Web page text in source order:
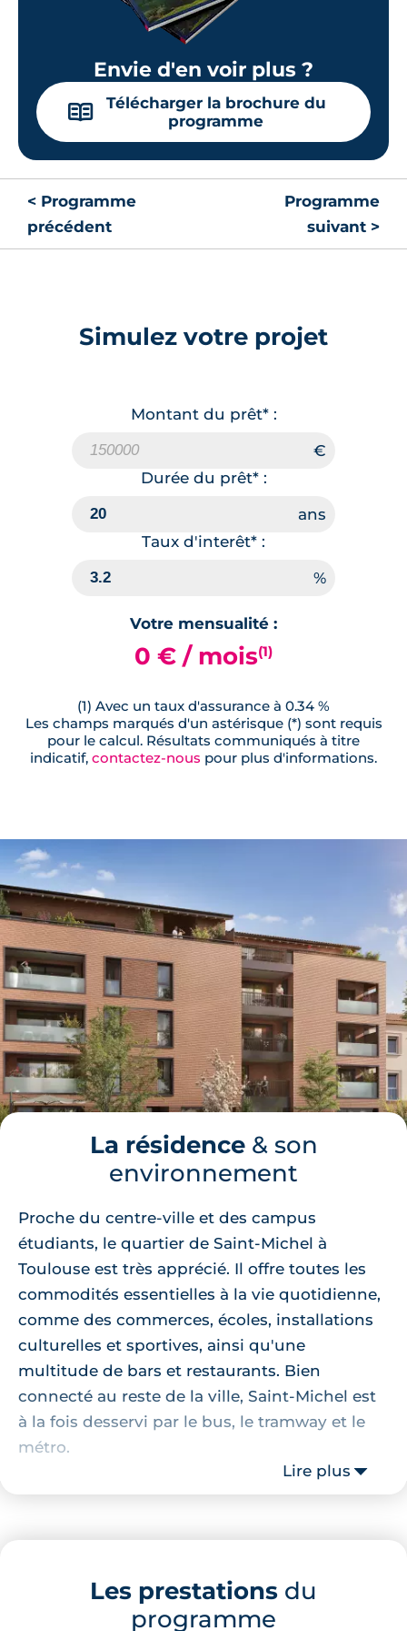
Envie d'en voir plus ?
📖
Télécharger la brochure du
programme
< Programme
précédent
Programme
suivant >
Simulez votre projet
Montant du prêt* :
Durée du prêt* :
Taux d'interêt* :
Votre mensualité :
0 € / mois(1)
(1) Avec un taux d'assurance à 0.34 %
Les champs marqués d'un astérisque (*) sont requis
pour le calcul. Résultats communiqués à titre
indicatif, contactez-nous pour plus d'informations.
La résidence& son
environnement
Proche du centre-ville et des campus
étudiants, le quartier de Saint-Michel à
Toulouse est très apprécié. Il offre toutes les
commodités essentielles à la vie quotidienne,
comme des commerces, écoles, installations
culturelles et sportives, ainsi qu'une
multitude de bars et restaurants. Bien
connecté au reste de la ville, Saint-Michel est
à la fois desservi par le bus, le tramway et le
métro.
et se détendre, tels que l'Île du Ramier, les
Plantes non loin. Côté culture, Le Castelet de
l’ancienne prison Saint-Michel est un lieu
Lire plus
Les prestations du
programme